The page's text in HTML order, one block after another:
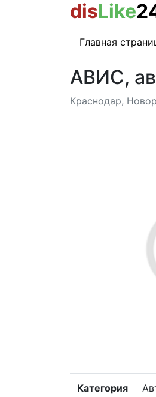
disLike
Главная
АВИС,
Краснодар,
Категория